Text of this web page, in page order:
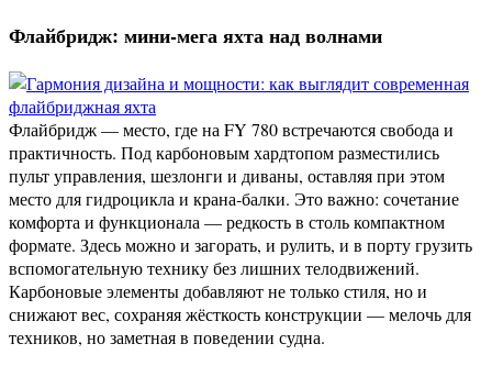
Флайбридж: мини‑мега яхта над волнами
Флайбридж — место, где на FY 780 встречаются свобода и
практичность. Под карбоновым хардтопом разместились
пульт управления, шезлонги и диваны, оставляя при этом
место для гидроцикла и крана‑балки. Это важно: сочетание
комфорта и функционала — редкость в столь компактном
формате. Здесь можно и загорать, и рулить, и в порту грузить
вспомогательную технику без лишних телодвижений.
Карбоновые элементы добавляют не только стиля, но и
снижают вес, сохраняя жёсткость конструкции — мелочь для
техников, но заметная в поведении судна.